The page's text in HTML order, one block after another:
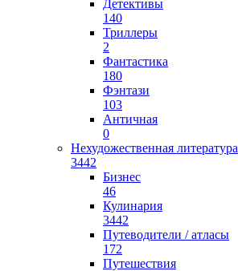
Детективы
140
Триллеры
2
Фантастика
180
Фэнтази
103
Античная
0
Нехудожественная литература
3442
Бизнес
46
Кулинария
3442
Путеводители / атласы
172
Путешествия